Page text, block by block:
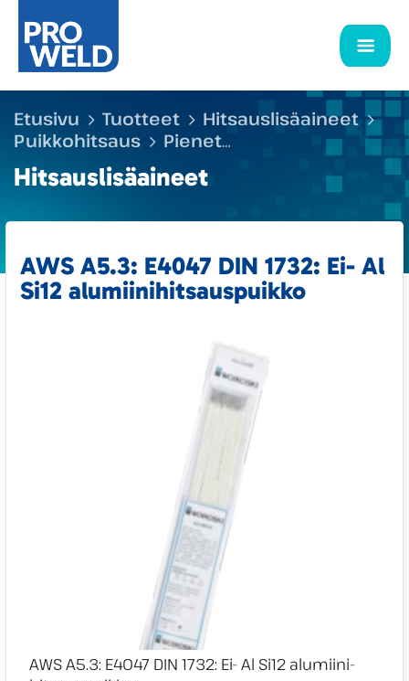
Etusivu Tuotteet
Hitsauslisäaineet
Puikkohitsaus
Pienet
hitsauspuikkopaketit
AWS A5.3: E4047
DIN 1732: Ei- Al Si12 alumiini­hitsaus­puikko
Hitsauslisäaineet
AWS A5.3: E4047 DIN 1732: Ei- Al
Si12 alumiini­hitsaus­puikko